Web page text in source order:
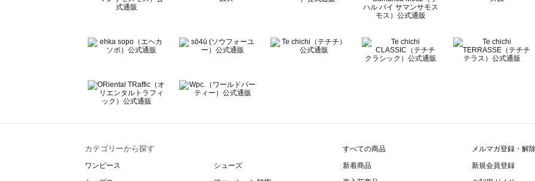
Wpc.（ワールドパーティー）の一覧
カテゴリーから探す
ワンピース
シューズ
すべての商品
新着商品
メルマガ登録・解
新規会員登録